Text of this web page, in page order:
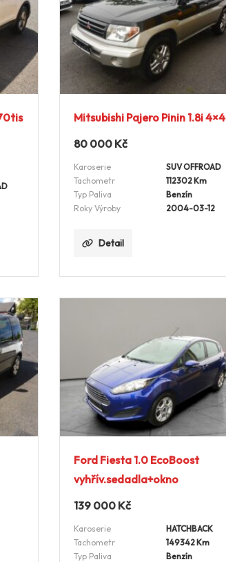
Mitsubishi Pajero Pinin 1.8i 4×4
80 000 Kč
Karoserie
SUV OFFROAD
Tachometr
112302 Km
Typ Paliva
Benzín
Roky Výroby
2004-03-12
Detail
Ford Fiesta 1.0 EcoBoost
vyhřív.sedadla+okno
139 000 Kč
Karoserie
HATCHBACK
Tachometr
149342 Km
Typ Paliva
Benzín